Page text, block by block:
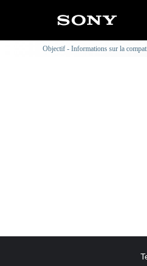
Objectif - Informations sur la